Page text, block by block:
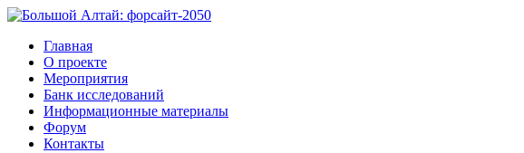
Главная
О проекте
Мероприятия
Банк исследований
Информационные материалы
Форум
Контакты